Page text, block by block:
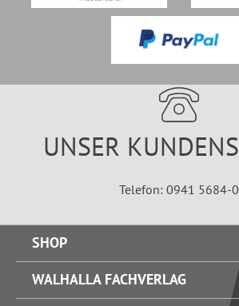
UNSER
Telefon: 0941 5684-0
SHOP
WALHALLA FACHVERLAG